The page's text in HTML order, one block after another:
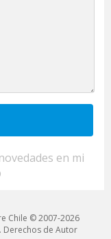
en mi
Chile © 2007-2026
de Autor